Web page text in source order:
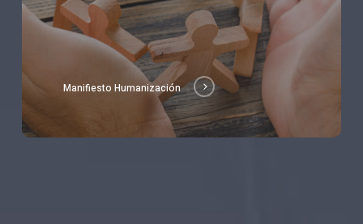
Manifiesto Humanización